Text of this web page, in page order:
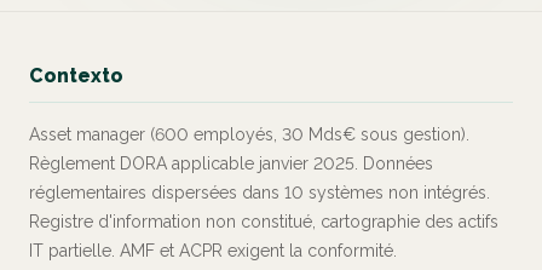
Contexto
Asset manager (600 employés, 30 Mds€ sous gestion).
Règlement DORA applicable janvier 2025. Données
réglementaires dispersées dans 10 systèmes non intégrés.
Registre d'information non constitué, cartographie des actifs
IT partielle. AMF et ACPR exigent la conformité.